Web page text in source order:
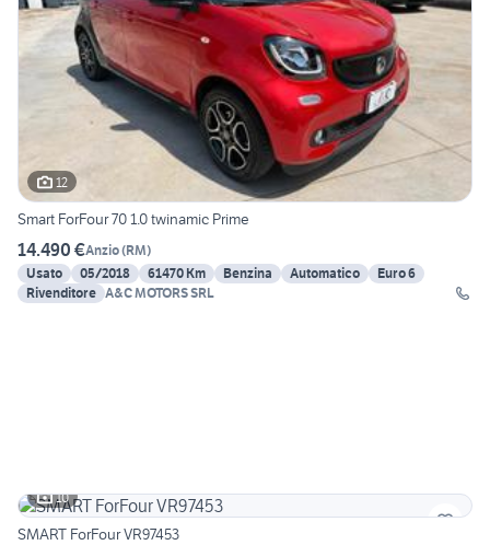
12
Smart ForFour 70 1.0 twinamic Prime
14.490 €Anzio(RM)
Usato
05/2018 61470 Km Benzina Automatico
Euro 6
Rivenditore A&C MOTORS SRL
10
SMART ForFour VR97453